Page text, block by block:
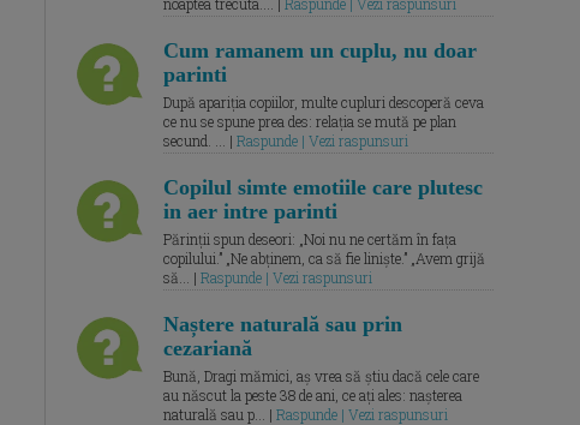
Cum ramanem un cuplu, nu doar
parinti
După apariția copiilor, multe cupluri descoperă ceva
ce nu se spune prea des: relația se mută pe plan
secund. ... | Raspunde | Vezi raspunsuri
Copilul simte emotiile care plutesc
in aer intre parinti
Părinții spun deseori: „Noi nu ne certăm în fața
copilului.” „Ne abținem, ca să fie liniște.” „Avem grijă
să... | Raspunde | Vezi raspunsuri
Naștere naturală sau prin
cezariană
Bună, Dragi mămici, aș vrea să știu dacă cele care
au născut la peste 38 de ani, ce ați ales: nașterea
naturală sau p... | Raspunde | Vezi raspunsuri